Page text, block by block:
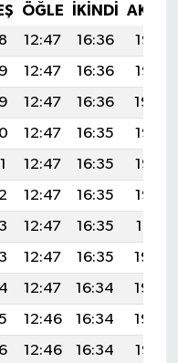
ÖĞLE İKINDI
12:47 16:36
19:56
12:47 16:36
19:55
12:47 16:36
19:54
12:47 16:35
19:53
12:47 16:35
19:53
12:47 16:35
19:52
12:47 16:35
19:51
12:47 16:35
19:50
12:47 16:34
19:49
12:46 16:34
19:48
12:46 16:34
19:47